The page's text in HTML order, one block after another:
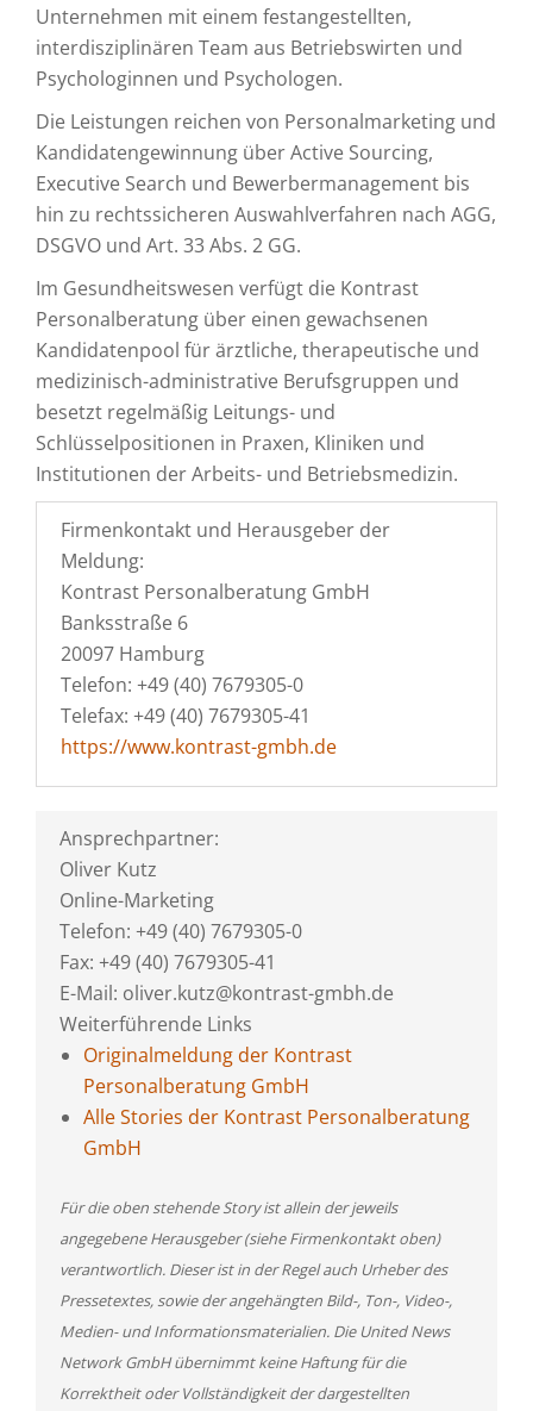
Unternehmen mit einem festangestellten,
interdisziplinären Team aus Betriebswirten und
Psychologinnen und Psychologen.
Die Leistungen reichen von Personalmarketing und
Kandidatengewinnung über Active Sourcing,
Executive Search und Bewerbermanagement bis
hin zu rechtssicheren Auswahlverfahren nach AGG,
DSGVO und Art. 33 Abs. 2 GG.
Im Gesundheitswesen verfügt die Kontrast
Personalberatung über einen gewachsenen
Kandidatenpool für ärztliche, therapeutische und
medizinisch-administrative Berufsgruppen und
besetzt regelmäßig Leitungs- und
Schlüsselpositionen in Praxen, Kliniken und
Institutionen der Arbeits- und Betriebsmedizin.
Firmenkontakt und Herausgeber der
Meldung:
Kontrast Personalberatung GmbH
Banksstraße 6
20097 Hamburg
Telefon: +49 (40) 7679305-0
Telefax: +49 (40) 7679305-41
https://www.kontrast-gmbh.de
Ansprechpartner:
Oliver Kutz
Online-Marketing
Telefon: +49 (40) 7679305-0
Fax: +49 (40) 7679305-41
E-Mail: oliver.kutz@kontrast-gmbh.de
Weiterführende Links
Originalmeldung der Kontrast
Personalberatung GmbH
Alle Stories der Kontrast Personalberatung
GmbH
Für die oben stehende Story ist allein der jeweils
angegebene Herausgeber (siehe Firmenkontakt oben)
verantwortlich. Dieser ist in der Regel auch Urheber des
Pressetextes, sowie der angehängten Bild-, Ton-, Video-,
Medien- und Informationsmaterialien. Die United News
Network GmbH übernimmt keine Haftung für die
Korrektheit oder Vollständigkeit der dargestellten